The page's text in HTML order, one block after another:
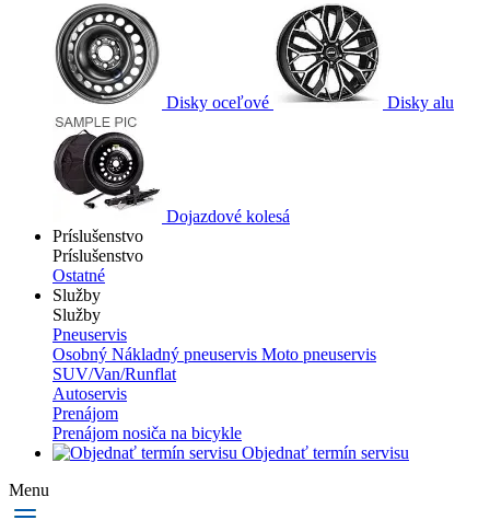
Disky oceľové Disky alu
Dojazdové kolesá
Príslušenstvo
Príslušenstvo
Ostatné
Služby
Služby
Pneuservis
Osobný Nákladný pneuservis Moto pneuservis
SUV/Van/Runflat
Autoservis
Prenájom
Prenájom nosiča na bicykle
Objednať termín servisu
Menu